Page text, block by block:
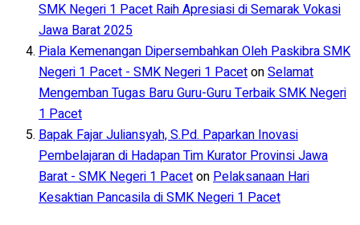
SMK Negeri 1 Pacet Raih Apresiasi di Semarak Vokasi
Jawa Barat 2025
Piala Kemenangan Dipersembahkan Oleh Paskibra SMK
Negeri 1 Pacet - SMK Negeri 1 PacetonSelamat
Mengemban Tugas Baru Guru-Guru Terbaik SMK Negeri
1 Pacet
Bapak Fajar Juliansyah, S.Pd. Paparkan Inovasi
Pembelajaran di Hadapan Tim Kurator Provinsi Jawa
Barat - SMK Negeri 1 PacetonPelaksanaan Hari
Kesaktian Pancasila di SMK Negeri 1 Pacet